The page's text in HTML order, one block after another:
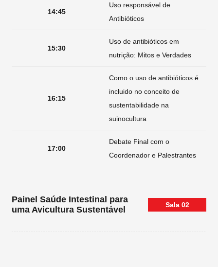
14:45
Uso responsável de
Antibióticos
15:30
Uso de antibióticos em
nutrição: Mitos e Verdades
16:15
Como o uso de antibióticos é
incluido no conceito de
sustentabilidade na
suinocultura
17:00
Debate Final com o
Coordenador e Palestrantes
Painel Saúde Intestinal para
uma Avicultura Sustentável
Sala 02